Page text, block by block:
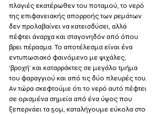
πλαγιές εκατέρωθεν του ποταμού, το νερό
της επιφανειακής απορροής των ρεμάτων
δεν προλαβαίνει να κατεισδύσει, αλλά
πέφτει άναρχα και σταγονηδόν από όπου
βρει πέρασμα. Το αποτέλεσμα είναι ένα
εντυπωσιακό φαινόμενο με ψιχάλες,
‘βροχή’ και καταρράκτες σε μεγάλο τμήμα
του φαραγγιού και από τις δύο πλευρές του.
Αν τώρα σκεφτούμε ότι το νερό αυτό πέφτει
σε ορισμένα σημεία από ένα ύψος που
ξεπερνάει τα 50μ, καταλήγουμε εύκολα στο